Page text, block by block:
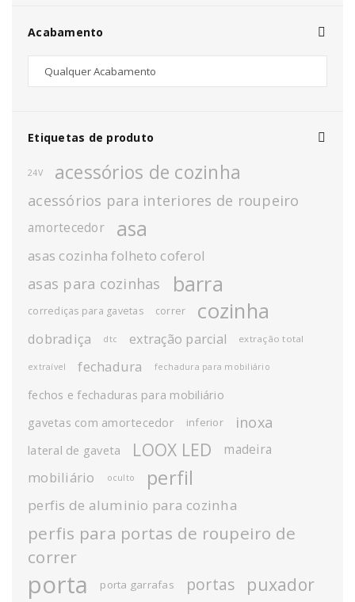
Acabamento
Etiquetas de produto
24V acessórios de cozinha
acessórios para interiores de roupeiro
amortecedor asa
asas cozinha folheto coferol
asas para cozinhas barra
corrediças para gavetas correr cozinha
dobradiça dtc extração parcial extração total
extraível fechadura fechadura para mobiliário
fechos e fechaduras para mobiliário
gavetas com amortecedor
inferior inoxa
lateral de gaveta LOOX LED madeira
mobiliário oculto perfil
perfis de aluminio para cozinha
perfis para portas de roupeiro de
correr
porta porta garrafas portas puxador